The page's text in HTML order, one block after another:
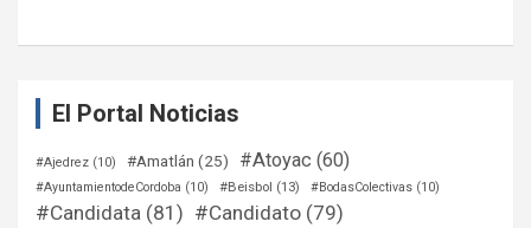
El Portal Noticias
#Ajedrez (10) #Amatlán (25) #Atoyac (60)
#AyuntamientodeCordoba (10) #Beisbol (13) #BodasColectivas (10)
#Candidata (81) #Candidato (79)